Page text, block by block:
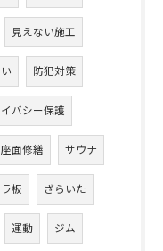
見えない施工
防犯対策
バシー保護
座面修繕 サウナ
板 ざらいた
運動 ジム